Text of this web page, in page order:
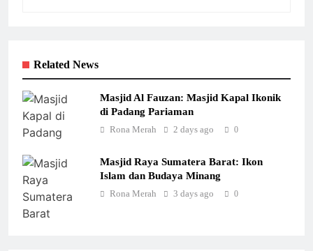
Related News
Masjid Al Fauzan: Masjid Kapal Ikonik
di Padang Pariaman
Rona Merah 2 days ago 0
Masjid Raya Sumatera Barat: Ikon
Islam dan Budaya Minang
Rona Merah 3 days ago 0